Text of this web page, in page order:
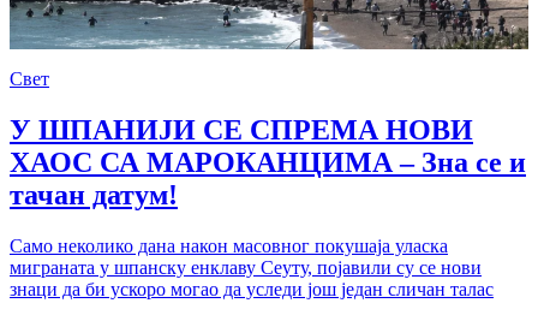
Свет
У ШПАНИЈИ СЕ СПРЕМА НОВИ
ХАОС СА МАРОКАНЦИМА – Зна се и
тачан датум!
Само неколико дана након масовног покушаја уласка
миграната у шпанску енклаву Сеуту, појавили су се нови
знаци да би ускоро могао да уследи још један сличан талас